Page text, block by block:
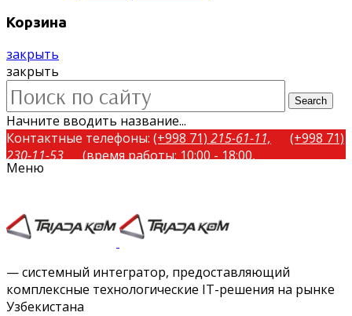
Корзина
закрыть
закрыть
Search
Начните вводить название...
Контактные телефоны: (+998 71) 215-61-11,
(+998 71)
230-11-53
(время работы: 10:00 - 18:00,
понедельник-пятница)
Instagram
Vimeo
Меню
— системный интегратор, предоставляющий
комплексные технологические IT-решения на рынке
Узбекистана